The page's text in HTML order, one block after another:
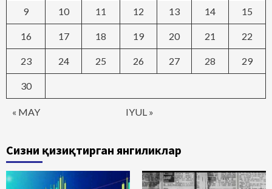
« MAY IYUL »
9 10 11 12 13 14 15
16 17 18 19 20 21 22
23 24 25 26 27 28 29
30
Сизни қизиқтирган янгиликлар